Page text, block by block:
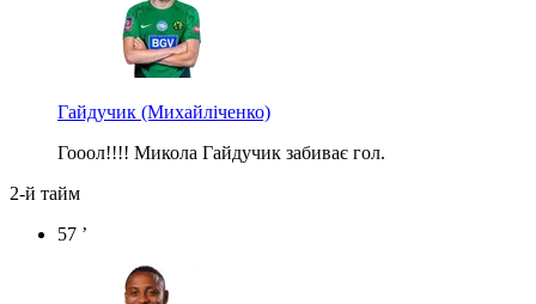
Гайдучик (Михайліченко)
Гооол!!!! Микола Гайдучик забиває гол.
2-й тайм
57 ’